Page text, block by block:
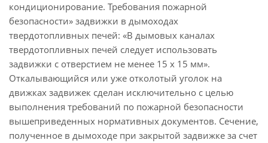
кондиционирование. Требования пожарной
безопасности» задвижки в дымоходах
твердотопливных печей: «В дымовых каналах
твердотопливных печей следует использовать
задвижки с отверстием не менее 15 х 15 мм».
Откалывающийся или уже отколотый уголок на
движках задвижек сделан исключительно с целью
выполнения требований по пожарной безопасности
вышеприведенных нормативных документов. Сечение,
полученное в дымоходе при закрытой задвижке за счет